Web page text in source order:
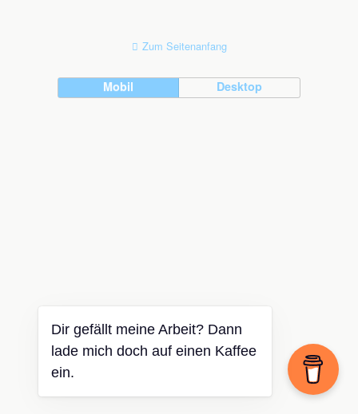
Zum Seitenanfang
Mobil Desktop
Dir gefällt meine Arbeit? Dann
lade mich doch auf einen Kaffee
ein.